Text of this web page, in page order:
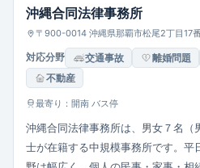
ス情報が明示されており、依頼者が
沖縄合同法律事務所
〒900-0014 沖縄県那覇市松尾2丁目17
対応分野 交通事故 離婚問題
不動産
最寄り：開南 バス停
沖縄合同法律事務所は、男女７名（
士が在籍する中規模事務所です。平